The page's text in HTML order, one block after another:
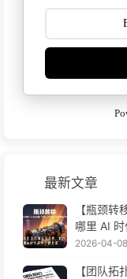
最新文章
【瓶颈
哪里 AI
2026-04-08
【团队